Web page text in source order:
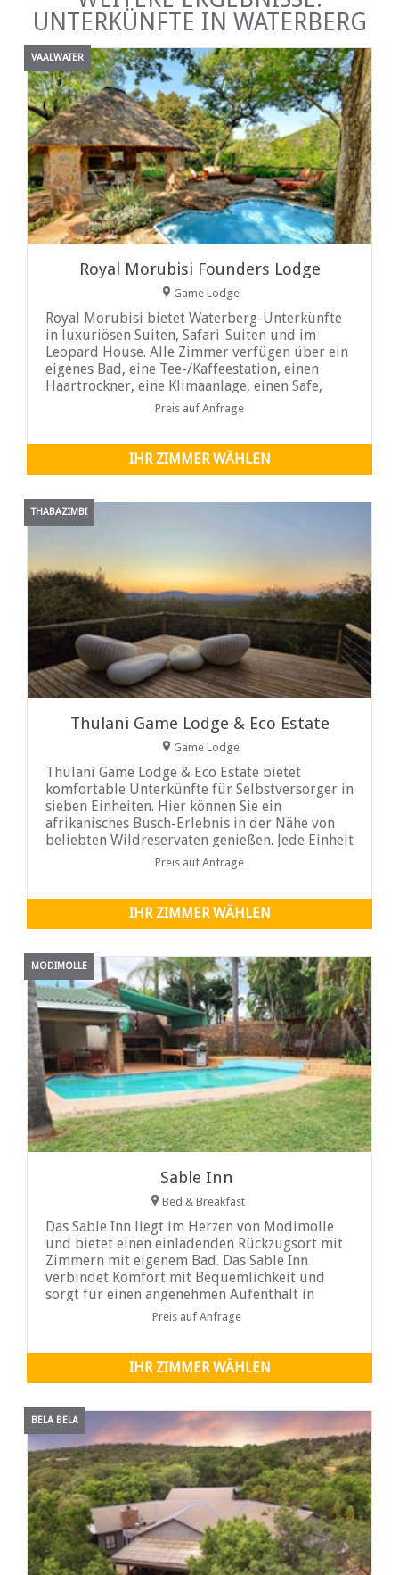
UNTERKÜNFTE IN WATERBERG
VAALWATER
Royal Morubisi Founders Lodge
Game Lodge
Royal Morubisi bietet Waterberg-Unterkünfte
in luxuriösen Suiten, Safari-Suiten und im
Leopard House. Alle Zimmer verfügen über ein
eigenes Bad, eine Tee-/Kaffeestation, einen
Haartrockner, eine Klimaanlage, einen Safe,
einen Wäschesack und einen Barkühlschrank.
Leopard House verfügt außerdem über eine
Garten und einen Swimmingpool.
Preis auf Anfrage
IHR ZIMMER WÄHLEN
THABAZIMBI
Thulani Game Lodge & Eco Estate
Game Lodge
Thulani Game Lodge & Eco Estate bietet
komfortable Unterkünfte für Selbstversorger in
sieben Einheiten. Hier können Sie ein
afrikanisches Busch-Erlebnis in der Nähe von
beliebten Wildreservaten genießen. Jede Einheit
Preis auf Anfrage
IHR ZIMMER WÄHLEN
MODIMOLLE
Sable Inn
Bed & Breakfast
Das Sable Inn liegt im Herzen von Modimolle
und bietet einen einladenden Rückzugsort mit
Zimmern mit eigenem Bad. Das Sable Inn
verbindet Komfort mit Bequemlichkeit und
sorgt für einen angenehmen Aufenthalt in
Modimolle, egal ob Gäste die Stadt erkunden
oder einfach am Pool entspannen. Die Zimmer
Minibar, WLAN, einen Smart-TV und
Möglichkeiten zur Tee-/Kaffeezubereitung.
Preis auf Anfrage
IHR ZIMMER WÄHLEN
BELA BELA